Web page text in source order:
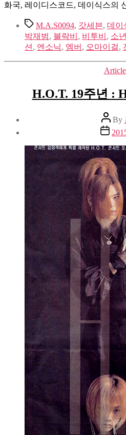
화국, 레이디스코드, 데이식스의
TagsM.A.S0094, 갓세븐, 데이
박재범, 블락비 , 비투비 , 소
션 , 엔소닉, 엠버 , 오마이걸,
Article
H.O.T. 19주년 :
Post
author
By
Post
date